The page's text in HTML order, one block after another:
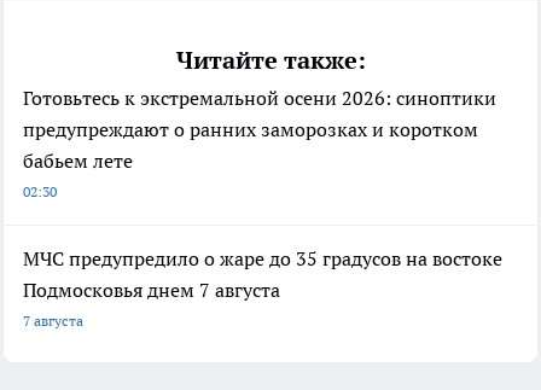
Читайте также:
Готовьтесь к экстремальной осени 2026: синоптики
предупреждают о ранних заморозках и коротком
бабьем лете
02:30
МЧС предупредило о жаре до 35 градусов на востоке
Подмосковья днем 7 августа
7 августа